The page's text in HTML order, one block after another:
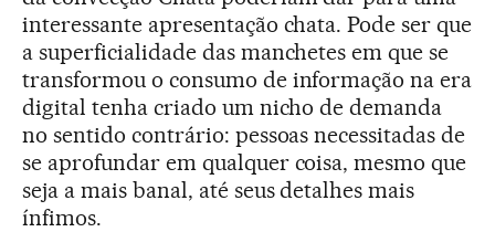
interessante apresentação chata. Pode ser que
a superficialidade das manchetes em que se
transformou o consumo de informação na era
digital tenha criado um nicho de demanda
no sentido contrário: pessoas necessitadas de
se aprofundar em qualquer coisa, mesmo que
seja a mais banal, até seus detalhes mais
ínfimos.